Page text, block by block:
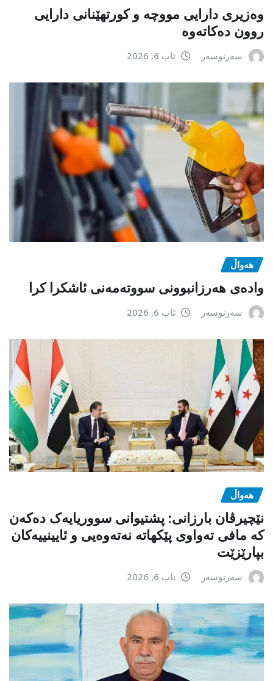
وەزیری دارایی مووچە و کورتهێنانی دارایی
روون دەکاتەوە
سەرنوسەر ئاب 6, 2026
هەواڵ
وادەی هەرزانبوونی سووتەمەنی ئاشکرا کرا
سەرنوسەر ئاب 6, 2026
هەواڵ
نێچیرڤان بارزانی: پشتیوانی سووریایەک دەکەن
کە مافی تەواوی پێکهاتە نەتەوەیی و ئایینییەکان
بپارێزێت
سەرنوسەر ئاب 6, 2026